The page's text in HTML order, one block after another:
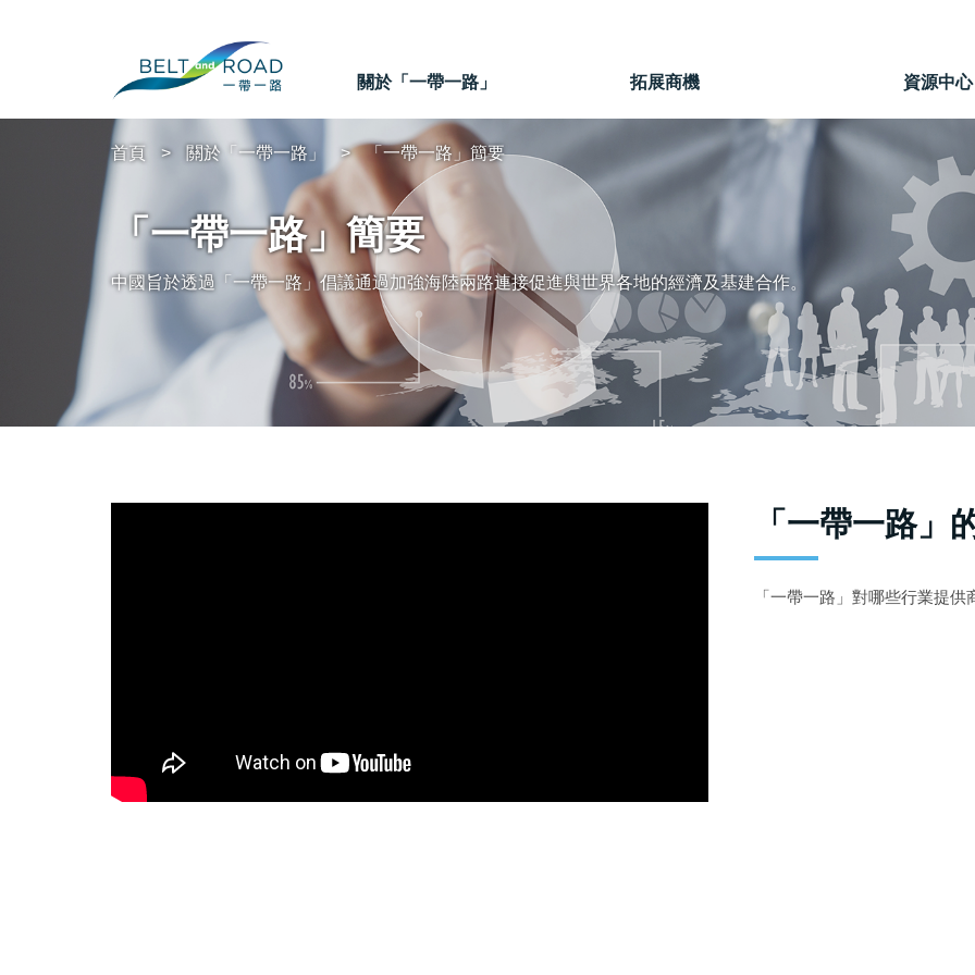
關於「一帶一路」 拓展商機 資源中心
首頁 關於「一帶一路」 「一帶一路」簡要
「一帶一路」簡要
中國旨於透過「一帶一路」倡議通過加強海陸兩路連接促進與世界各地的經濟及基建合作。
「一帶一路」
「一帶一路」對哪些行業提